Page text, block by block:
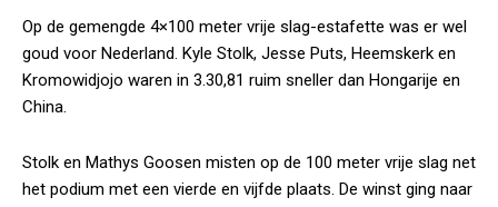
Op de gemengde 4×100 meter vrije slag-estafette was er wel
goud voor Nederland. Kyle Stolk, Jesse Puts, Heemskerk en
Kromowidjojo waren in 3.30,81 ruim sneller dan Hongarije en
China.
Stolk en Mathys Goosen misten op de 100 meter vrije slag net
het podium met een vierde en vijfde plaats. De winst ging naar